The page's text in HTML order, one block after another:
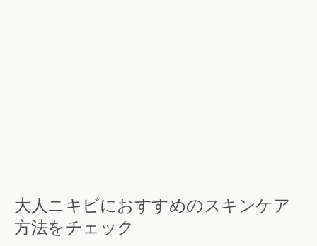
大人ニキビにおすすめのスキンケア
方法をチェック